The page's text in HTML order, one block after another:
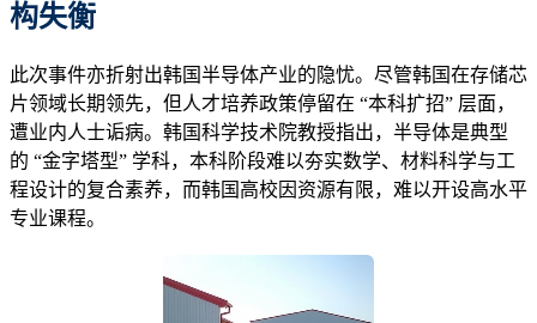
构失衡
此次事件亦折射出韩国半导体产业的隐忧。尽管韩国在存储芯
片领域长期领先，但人才培养政策停留在 “本科扩招” 层面，
遭业内人士诟病。韩国科学技术院教授指出，半导体是典型
的 “金字塔型” 学科，本科阶段难以夯实数学、材料科学与工
程设计的复合素养，而韩国高校因资源有限，难以开设高水平
专业课程。